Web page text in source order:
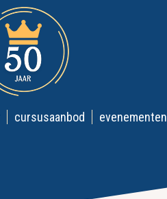
cursusaanbod evenementen